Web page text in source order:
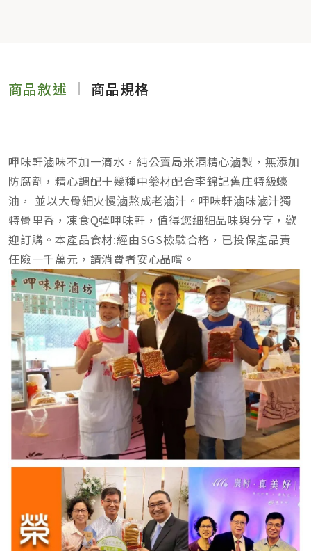
商品敘述 商品規格
呷味軒滷味不加一滴水，純公賣局米酒精心滷製，無添加
防腐劑，精心調配十幾種中藥材配合李錦記舊庄特級蠔
油， 並以大骨細火慢滷熬成老滷汁。呷味軒滷味滷汁獨
特骨里香，凍食Q彈呷味軒，值得您細細品味與分享，歡
迎訂購。本產品食材:經由SGS檢驗合格，已投保產品責
任險一千萬元，請消費者安心品嚐。